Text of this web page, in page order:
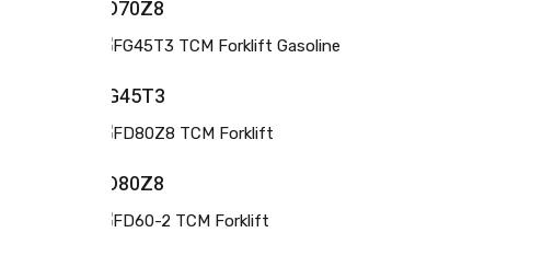
FD70Z8
FG45T3
FD80Z8